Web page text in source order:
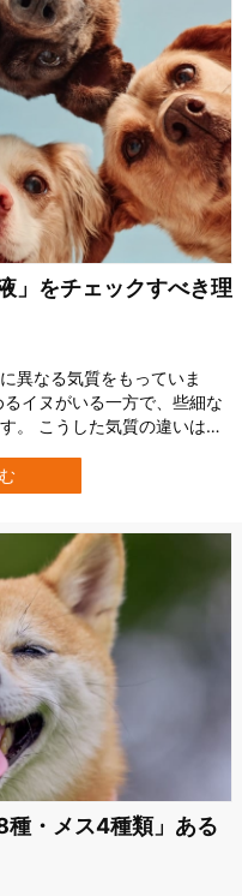
」をチェックすべき理
異なる気質をもっていま
イヌがいる一方で、些細な
。 こうした気質の違いは、
、現在の多くのテストは、
式です。 そのため、「評価
種・メス4種類」ある